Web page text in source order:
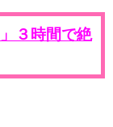
３時間で絶